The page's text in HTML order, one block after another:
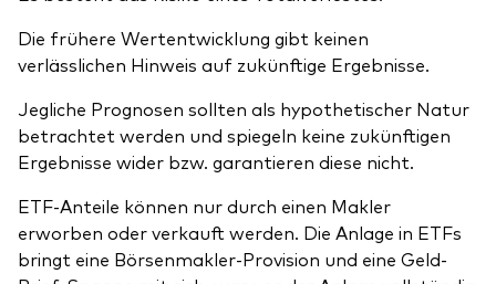
Die frühere Wertentwicklung gibt keinen
verlässlichen Hinweis auf zukünftige Ergebnisse.
Jegliche Prognosen sollten als hypothetischer Natur
betrachtet werden und spiegeln keine zukünftigen
Ergebnisse wider bzw. garantieren diese nicht.
ETF-Anteile können nur durch einen Makler
erworben oder verkauft werden. Die Anlage in ETFs
bringt eine Börsenmakler-Provision und eine Geld-